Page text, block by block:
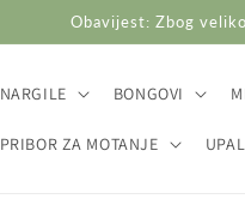
Obavijest: Zbog
NARGILE BONGOVI
PRIBOR ZA MOTANJE